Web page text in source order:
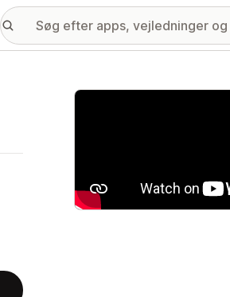
Galleri med udvalgte billeder